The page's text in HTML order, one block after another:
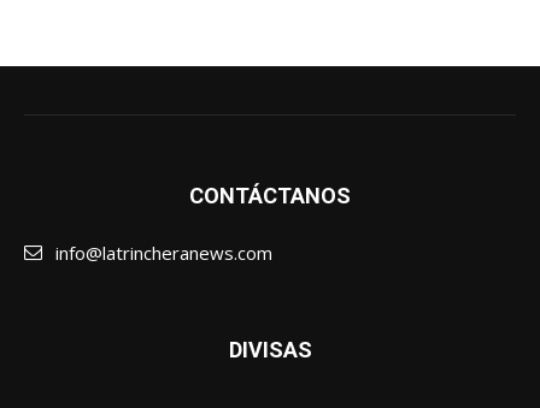
CONTÁCTANOS
info@latrincheranews.com
DIVISAS